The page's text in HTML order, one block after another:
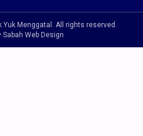
Menggatal. All rights reserved.
Sabah Web Design